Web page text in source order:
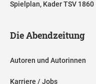
Spielplan, Kader TSV 1860
Die Abendzeitung
Autoren und Autorinnen
Karriere / Jobs